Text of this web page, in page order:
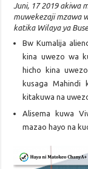
Juni, 17 2019 akiwa
muwekezaji mzawa
katika Wilaya ya
Bw Kumalija
kina uwezo wa
hicho kina
kusaga Mahindi
kitakuwa na
Alisema kuwa
mazao hayo na